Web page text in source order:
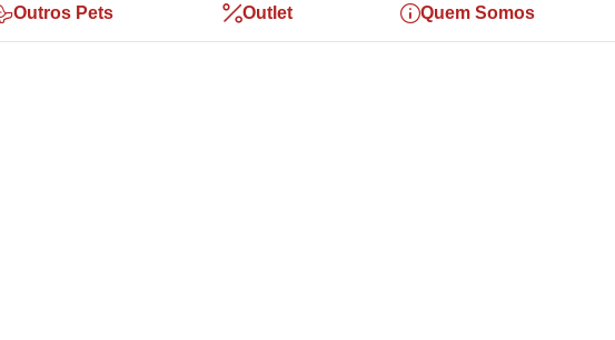
Outros Pets Outlet Quem Somos